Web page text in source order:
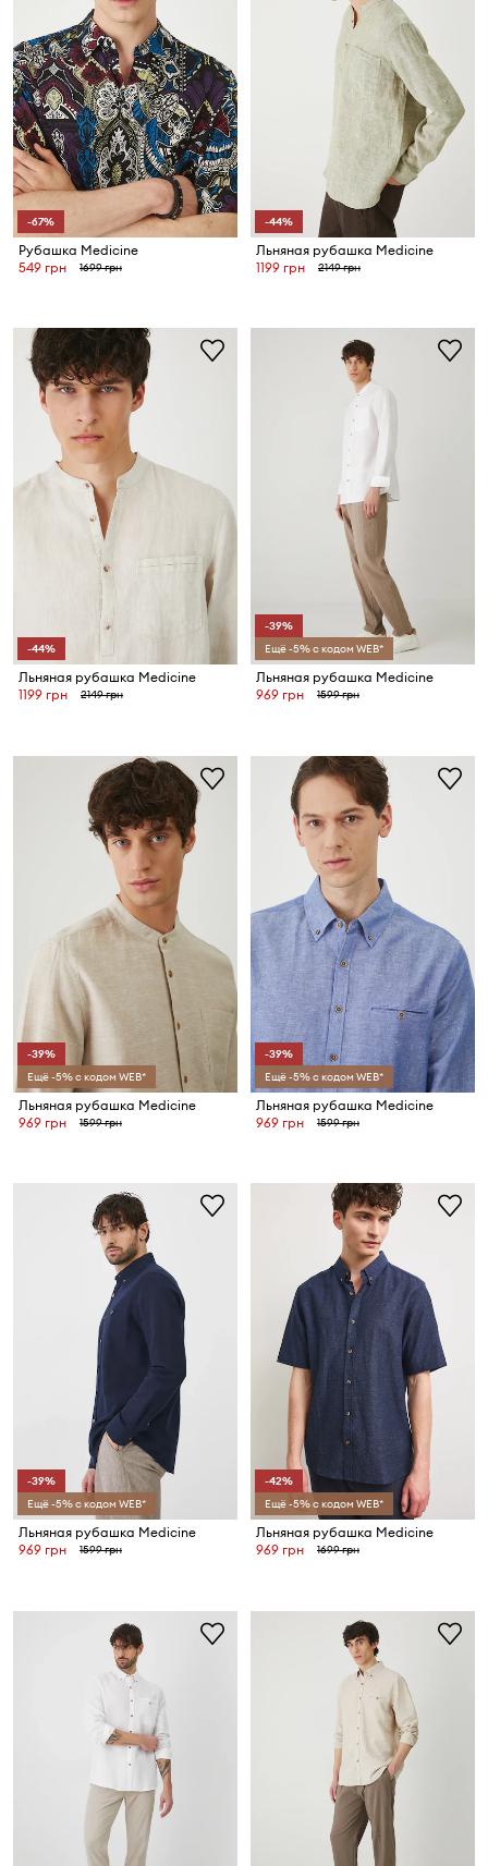
-67%
Рубашка Medicine
549 грн
1699 грн
-44%
Льняная рубашка Medicine
1199 грн
2149 грн
-44%
Льняная рубашка Medicine
1199 грн
2149 грн
-39%
Ещё -5% с кодом WEB*
Льняная рубашка Medicine
969 грн
1599 грн
-39%
Ещё -5% с кодом WEB*
Льняная рубашка Medicine
969 грн
1599 грн
-39%
Ещё -5% с кодом WEB*
Льняная рубашка Medicine
969 грн
1599 грн
-39%
Ещё -5% с кодом WEB*
Льняная рубашка Medicine
969 грн
1599 грн
-42%
Ещё -5% с кодом WEB*
Льняная рубашка Medicine
969 грн
1699 грн